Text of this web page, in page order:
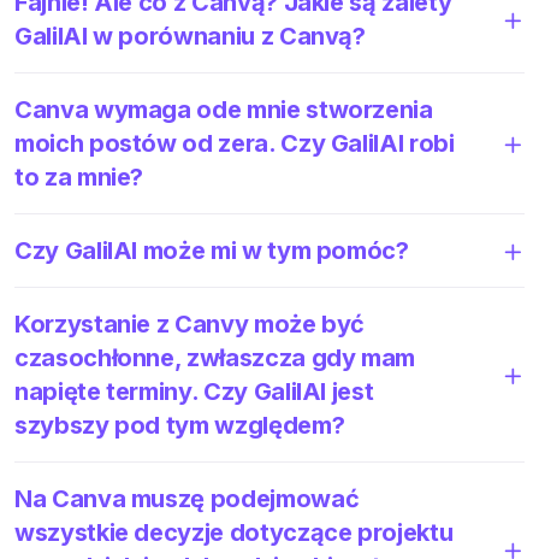
GalilAI w porównaniu z Canvą?
Canva wymaga ode mnie stworzenia
moich postów od zera. Czy GalilAI robi
to za mnie?
Czy GalilAI może mi w tym pomóc?
Korzystanie z Canvy może być
czasochłonne, zwłaszcza gdy mam
napięte terminy. Czy GalilAI jest
szybszy pod tym względem?
Na Canva muszę podejmować
wszystkie decyzje dotyczące projektu